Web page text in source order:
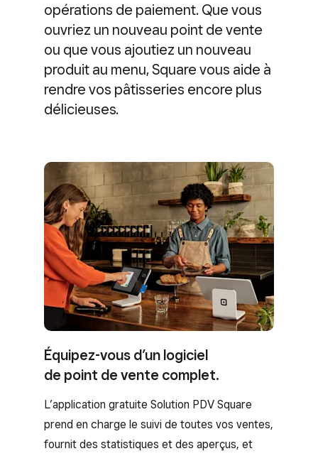
opérations de paiement. Que vous
ouvriez un nouveau point de vente
ou que vous ajoutiez un nouveau
produit au menu, Square vous aide à
rendre vos pâtisseries encore plus
délicieuses.
Équipez-vous d’un logiciel
de point de vente complet.
L’application gratuite Solution PDV Square
prend en charge le suivi de toutes vos ventes,
fournit des statistiques et des aperçus, et